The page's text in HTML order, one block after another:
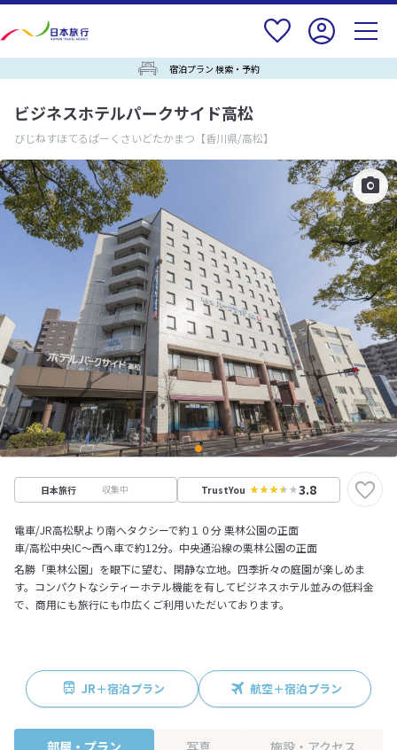
宿泊プラン 検索・予約
ビジネスホテルパークサイド高松
びじねすほてるぱーくさいどたかまつ 【香川県/高松】
日本旅行 収集中 TrustYou 3.8
電車/JR高松駅より南へタクシーで約１０分 栗林公園の正面
車/高松中央IC～西へ車で約12分。中央通沿線の栗林公園の正面
名勝「栗林公園」を眼下に望む、閑静な立地。四季折々の庭園が楽しめま
す。コンパクトなシティーホテル機能を有してビジネスホテル並みの低料金
で、商用にも旅行にも巾広くご利用いただいております。
JR＋宿泊プラン 航空＋宿泊プラン
部屋・プラン 写真 施設・アクセス